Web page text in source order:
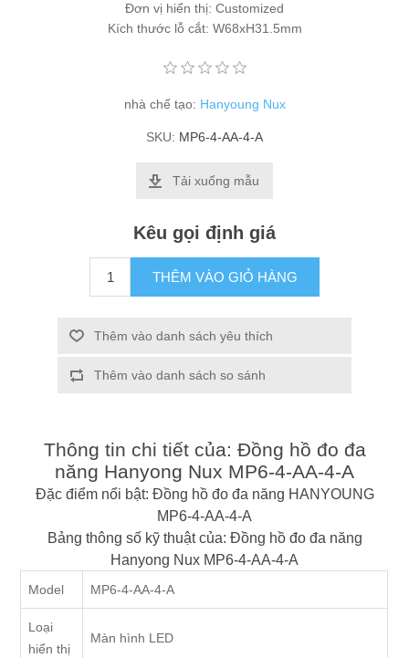
Đơn vị hiển thị: Customized
Kích thước lỗ cắt: W68xH31.5mm
nhà chế tạo: Hanyoung Nux
SKU: MP6-4-AA-4-A
Tải xuống mẫu
Kêu gọi định giá
THÊM VÀO GIỎ HÀNG
Thêm vào danh sách yêu thích
Thêm vào danh sách so sánh
Thông tin chi tiết của: Đồng hồ đo đa
năng Hanyong Nux MP6-4-AA-4-A
Đặc điểm nổi bật: Đồng hồ đo đa năng HANYOUNG
MP6-4-AA-4-A
Bảng thông số kỹ thuật của: Đồng hồ đo đa năng
Hanyong Nux MP6-4-AA-4-A
Model MP6-4-AA-4-A
Loại
hiển thị
Màn hình LED